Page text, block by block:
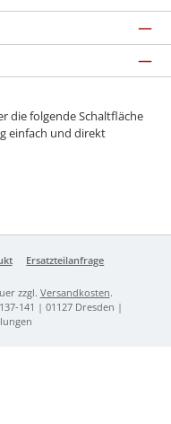
die folgende Schaltfläche
einfach und direkt
Ersatzteilanfrage
zzgl. Versandkosten.
141 | 01127 Dresden |